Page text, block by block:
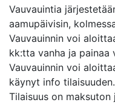
Vauvauintia
aamupäivisin,
Vauvauinnin voi
kk:tta vanha ja painaa
Vauvauinnin voi
käynyt info tilaisuuden.
Tilaisuus on maksuton